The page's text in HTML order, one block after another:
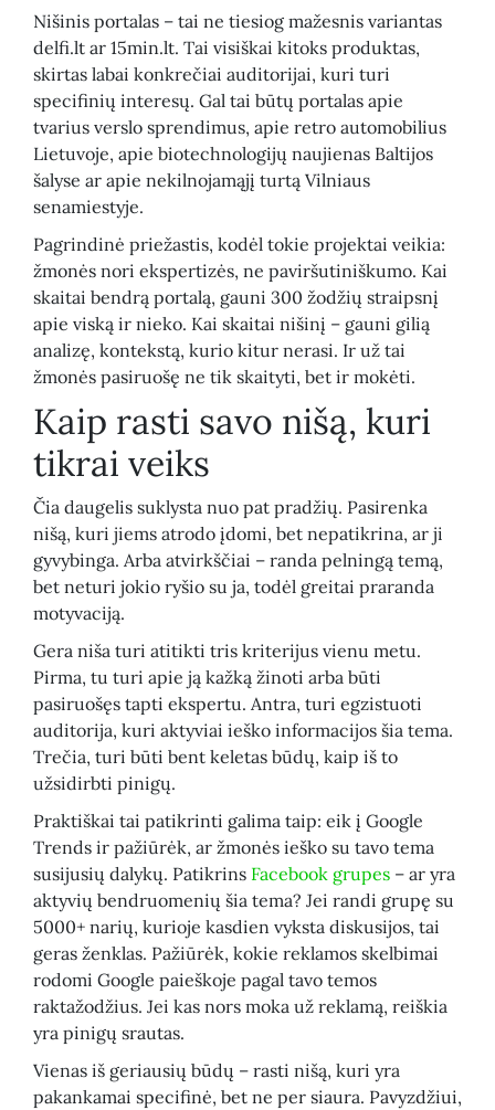
Nišinis portalas – tai ne tiesiog mažesnis variantas
delfi.lt ar 15min.lt. Tai visiškai kitoks produktas,
skirtas labai konkrečiai auditorijai, kuri turi
specifinių interesų. Gal tai būtų portalas apie
tvarius verslo sprendimus, apie retro automobilius
Lietuvoje, apie biotechnologijų naujienas Baltijos
šalyse ar apie nekilnojamąjį turtą Vilniaus
senamiestyje.
Pagrindinė priežastis, kodėl tokie projektai veikia:
žmonės nori ekspertizės, ne paviršutiniškumo. Kai
skaitai bendrą portalą, gauni 300 žodžių straipsnį
apie viską ir nieko. Kai skaitai nišinį – gauni gilią
analizę, kontekstą, kurio kitur nerasi. Ir už tai
žmonės pasiruošę ne tik skaityti, bet ir mokėti.
Kaip rasti savo nišą, kuri
tikrai veiks
Čia daugelis suklysta nuo pat pradžių. Pasirenka
nišą, kuri jiems atrodo įdomi, bet nepatikrina, ar ji
gyvybinga. Arba atvirkščiai – randa pelningą temą,
bet neturi jokio ryšio su ja, todėl greitai praranda
motyvaciją.
Gera niša turi atitikti tris kriterijus vienu metu.
Pirma, tu turi apie ją kažką žinoti arba būti
pasiruošęs tapti ekspertu. Antra, turi egzistuoti
auditorija, kuri aktyviai ieško informacijos šia tema.
Trečia, turi būti bent keletas būdų, kaip iš to
užsidirbti pinigų.
Praktiškai tai patikrinti galima taip: eik į Google
Trends ir pažiūrėk, ar žmonės ieško su tavo tema
susijusių dalykų. Patikrins Facebook grupes – ar yra
aktyvių bendruomenių šia tema? Jei randi grupę su
5000+ narių, kurioje kasdien vyksta diskusijos, tai
geras ženklas. Pažiūrėk, kokie reklamos skelbimai
rodomi Google paieškoje pagal tavo temos
raktažodžius. Jei kas nors moka už reklamą, reiškia
yra pinigų srautas.
Vienas iš geriausių būdų – rasti nišą, kuri yra
pakankamai specifinė, bet ne per siaura. Pavyzdžiui,